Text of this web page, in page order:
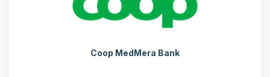
Coop MedMera Bank